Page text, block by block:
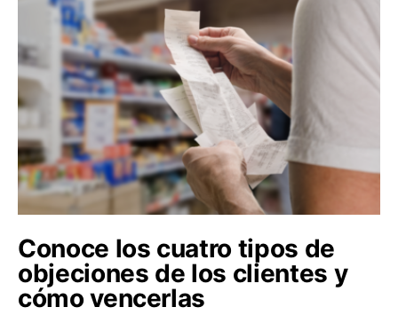
Conoce los cuatro tipos de
objeciones de los clientes y
cómo vencerlas